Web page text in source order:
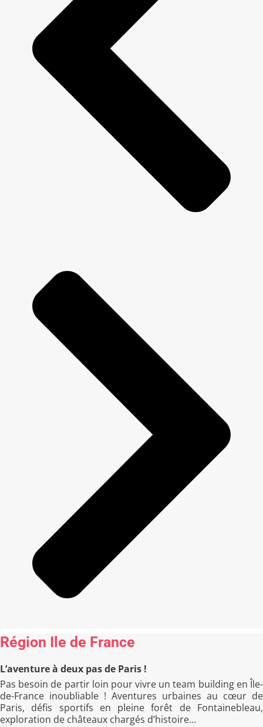
Région Ile de France
L’aventure à deux pas de Paris !
Pas besoin de partir loin pour vivre un team building en Île-
de-France inoubliable ! Aventures urbaines au cœur de
Paris, défis sportifs en pleine forêt de Fontainebleau,
exploration de châteaux chargés d’histoire…